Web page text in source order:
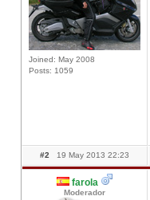
Joined: May 2008
Posts: 1059
#2 19 May 2013 22:23
farola
Moderador